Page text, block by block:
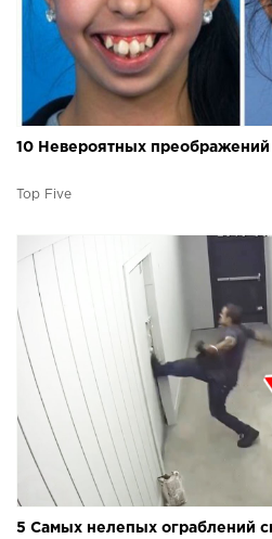
10 Невероятных
Top Five
5 Самых нелепых ограблений